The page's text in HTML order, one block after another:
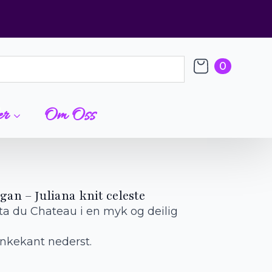
0
Om Oss
– Juliana knit celeste
du Chateau i en myk og deilig
nederst.